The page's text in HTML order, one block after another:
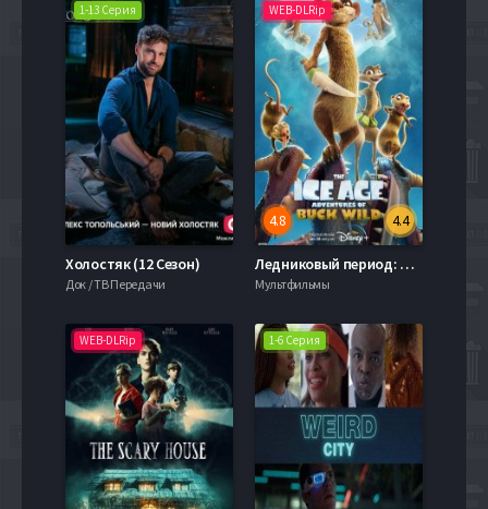
1-13 Серия
Холостяк (12 Сезон)
Док / ТВ Передачи
WEB-DLRip
4.4
4.8
Ледниковый период: Приключения Бака (2022)
Мультфильмы
WEB-DLRip 1-6 Серия